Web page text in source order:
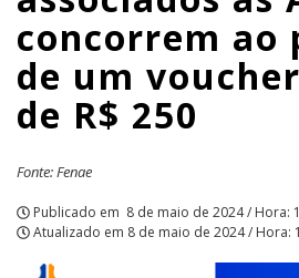
um
voucher
no
valor
de
R$
concorrem ao
de um
de R$ 250
Fonte: Fenae
Publicado em 8 de maio de 2024 / Hora:
Atualizado em 8 de maio de 2024 / Hora: